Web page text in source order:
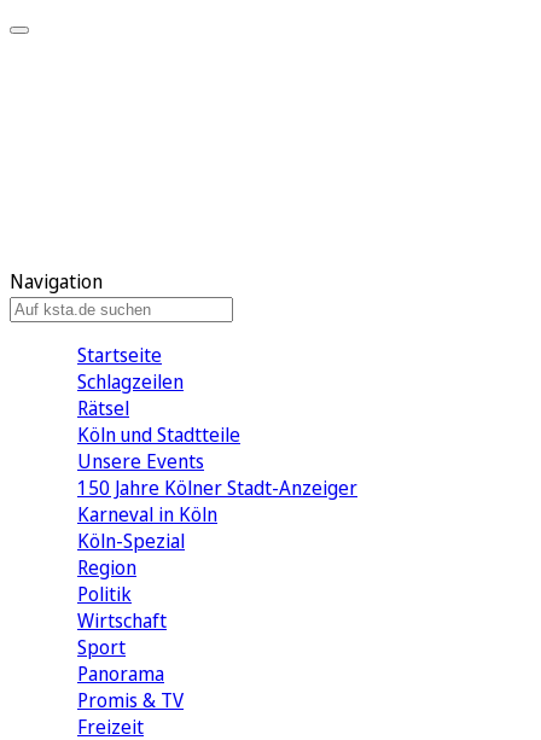
Navigation
Startseite
Schlagzeilen
Rätsel
Köln und Stadtteile
Unsere Events
150 Jahre Kölner Stadt-Anzeiger
Karneval in Köln
Köln-Spezial
Region
Politik
Wirtschaft
Sport
Panorama
Promis & TV
Freizeit